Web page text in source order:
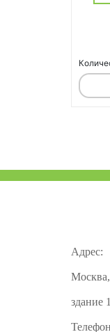
Адрес:
здание